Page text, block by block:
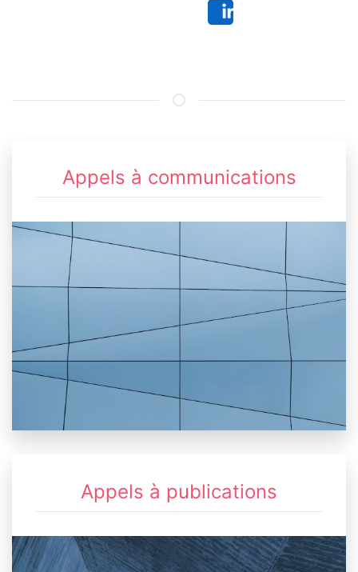
Appels à communications
Appels à publications